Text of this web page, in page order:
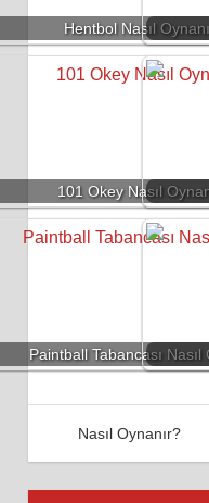
Hentbol Nasıl
101 Okey Nasıl
Paintball Tabancası Nasıl
oynanır
blog
11 Haziran 2018
Admin
Nasıl Oynanır?